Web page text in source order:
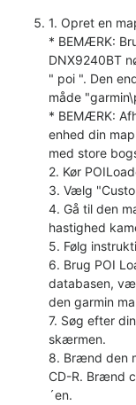
1. Opret en
* BEMÆRK:
DNX9240BT
" poi ". Den
måde
* BEMÆRK:
enhed din
med store
2. Kør
3. Vælg
4. Gå til den
hastighed
5. Følg
6. Brug POI
databasen,
den garmin
7. Søg efter
skærmen.
8. Brænd den
CD-R. Brænd
´en.